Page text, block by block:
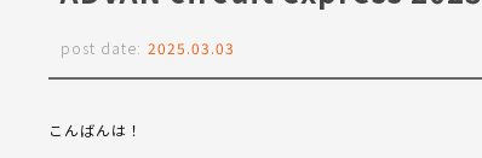
post date: 2025.03.03
こんばんは！